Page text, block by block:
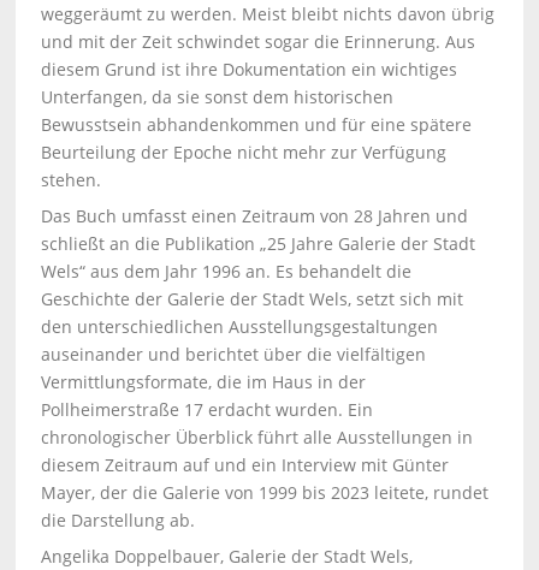
weggeräumt zu werden. Meist bleibt nichts davon übrig
und mit der Zeit schwindet sogar die Erinnerung. Aus
diesem Grund ist ihre Dokumentation ein wichtiges
Unterfangen, da sie sonst dem historischen
Bewusstsein abhandenkommen und für eine spätere
Beurteilung der Epoche nicht mehr zur Verfügung
stehen.
Das Buch umfasst einen Zeitraum von 28 Jahren und
schließt an die Publikation „25 Jahre Galerie der Stadt
Wels“ aus dem Jahr 1996 an. Es behandelt die
Geschichte der Galerie der Stadt Wels, setzt sich mit
den unterschiedlichen Ausstellungsgestaltungen
auseinander und berichtet über die vielfältigen
Vermittlungsformate, die im Haus in der
Pollheimerstraße 17 erdacht wurden. Ein
chronologischer Überblick führt alle Ausstellungen in
diesem Zeitraum auf und ein Interview mit Günter
Mayer, der die Galerie von 1999 bis 2023 leitete, rundet
die Darstellung ab.
Angelika Doppelbauer, Galerie der Stadt Wels,